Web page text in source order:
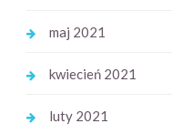
maj 2021
kwiecień 2021
luty 2021